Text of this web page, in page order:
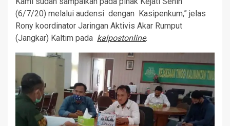
(6/7/20) melalui audensi dengan Kasipenkum,” jelas
Rony koordinator Jaringan Aktivis Akar Rumput
(Jangkar) Kaltim pada kalpostonline.